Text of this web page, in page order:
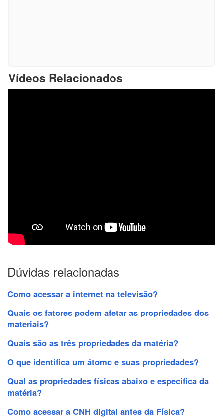
Vídeos Relacionados
Dúvidas relacionadas
Como acessar a internet na televisão?
Quais os fatores podem afetar as propriedades dos
materiais?
Quais são as três propriedades da matéria?
O que identifica um átomo e suas propriedades?
Qual as propriedades físicas abaixo e específica da
matéria?
Como acessar a CNH digital antes da Física?